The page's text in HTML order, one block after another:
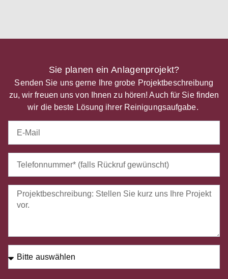
Sie planen ein Anlagenprojekt?
Senden Sie uns gerne Ihre grobe Projektbeschreibung
zu, wir freuen uns von Ihnen zu hören! Auch für Sie finden
wir die beste Lösung ihrer Reinigungsaufgabe.